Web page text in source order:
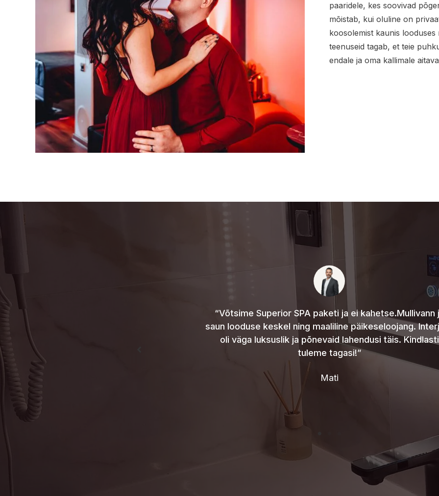
paaridele, kes soovivad
mõistab, kui oluline on
koosolemist kaunis
teenuseid tagab, et teie
endale ja oma kallimale
pakett täitis selle
värsked roosid
meele kohe heaks.
lauamäng paaridele).
juurde. Aitäh!”
“Võtsime Superior SPA paketi ja ei kahetse.Mullivann
saun looduse keskel ning maaliline päikeseloojang.
oli väga luksuslik ja põnevaid lahendusi täis. Kindlasti
tuleme tagasi!”
Mati